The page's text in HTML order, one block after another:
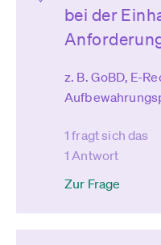
bei der
z. B. GoBD, E-
1 fragt sich das
1 Antwort
Zur Frage